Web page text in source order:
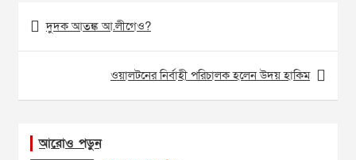
Post
navigation
দুদক আতঙ্ক আ.লীগেও?
ওয়ালটনের নির্বাহী পরিচালক হলেন উদয় হাকিম
আরোও পড়ুন